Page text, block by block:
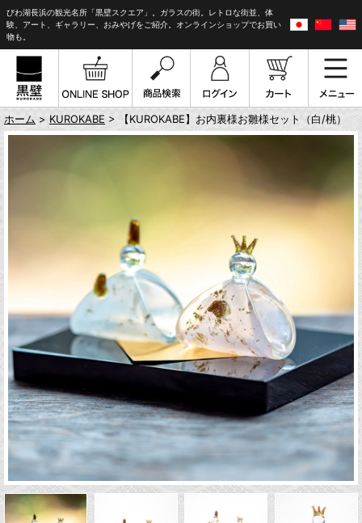
びわ湖長浜の観光名所「黒壁スクエア」。ガラスの街。レトロな街並、体
験、アート、ギャラリー、おみやげをご紹介。オンラインショップでお買い
物も。
ホーム > KUROKABE > 【KUROKABE】お内裏様お雛様セット（白/桃）